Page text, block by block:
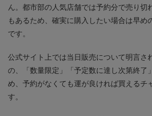
ん。都市部の人気店舗では予約分で売り切
もあるため、確実に購入したい場合は早め
です。
公式サイト上では当日販売について明言さ
の、「数量限定」「予定数に達し次第終了
め、予約がなくても運が良ければ買えるチ
す。